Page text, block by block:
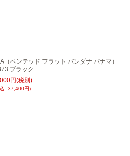
ベンテッド フラット バンダナ パナマ）
ブラック
円(税別)
: 37,400円)